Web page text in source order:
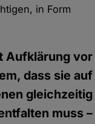
in Form
Aufklärung vor
dass sie auf
gleichzeitig
muss –